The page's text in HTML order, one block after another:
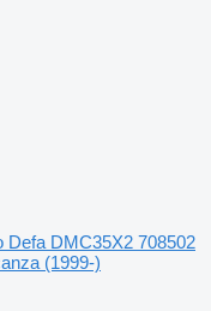
Defa DMC35X2 708502
(1999-)